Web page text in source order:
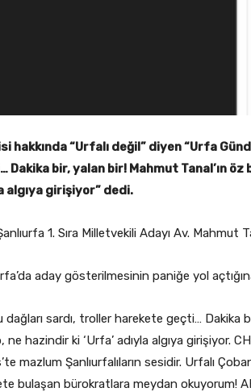
hakkında “Urfalı değil” diyen “Urfa
Dakika bir, yalan bir! Mahmut Tanal’ın
algıya girişiyor” dedi.
1. Sıra Milletvekili Adayı Av. Mahmut
aday gösterilmesinin paniğe yol
dağları sardı, troller harekete geçti…
ne hazindir ki ‘Urfa’ adıyla algıya girişiyor.
mazlum Şanlıurfalıların sesidir. Urfalı
bulaşan bürokratlara meydan okuyorum!